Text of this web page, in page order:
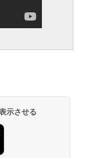
示させる